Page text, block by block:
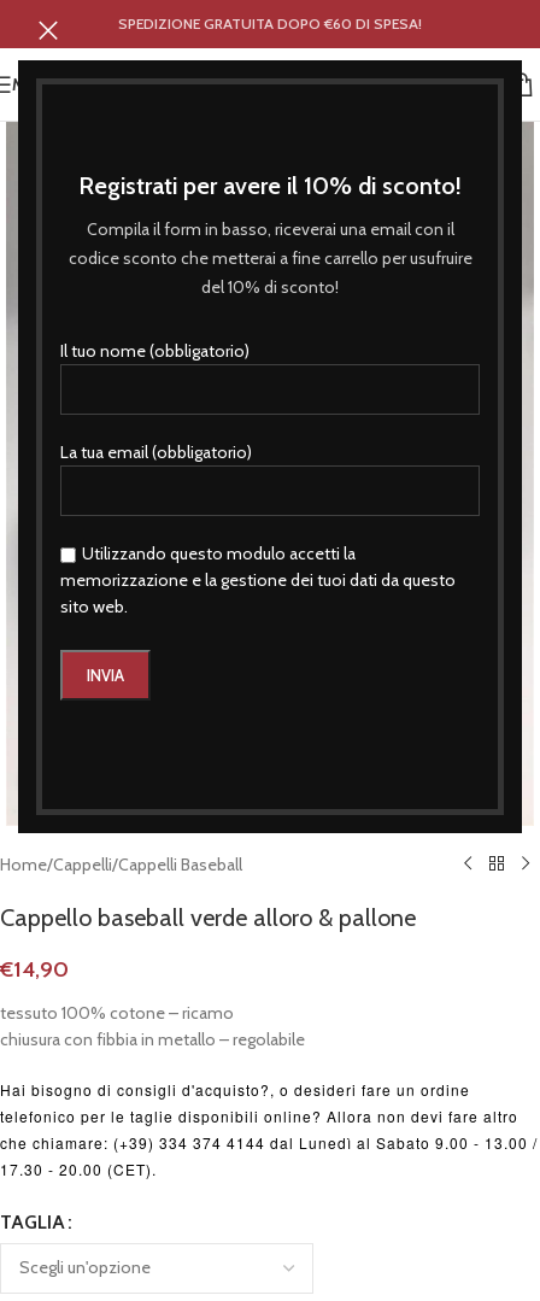
Registrati per avere il 10% di sconto!
Compila il form in basso, riceverai una email con il
codice sconto che metterai a fine carrello per usufruire
del 10% di sconto!
Il tuo nome (obbligatorio)
La tua email (obbligatorio)
Utilizzando questo modulo accetti la
memorizzazione e la gestione dei tuoi dati da questo
sito web.
SPEDIZIONE GRATUITA DOPO €60 DI SPESA!
MENU
Home/Cappelli/Cappelli Baseball
Cappello baseball verde alloro & pallone
€14,90
tessuto 100% cotone – ricamo
chiusura con fibbia in metallo – regolabile
Hai bisogno di consigli d'acquisto?, o desideri fare un ordine
telefonico per le taglie disponibili online? Allora non devi fare altro
che chiamare: (+39) 334 374 4144 dal Lunedì al Sabato 9.00 - 13.00 /
17.30 - 20.00 (CET).
TAGLIA